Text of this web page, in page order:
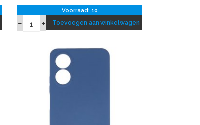
Voorraad: 10
Toevoegen aan winkelwagen